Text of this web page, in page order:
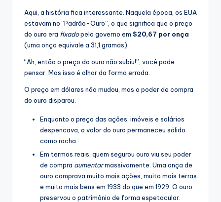
Aqui, a história fica interessante. Naquela época, os EUA
estavam no “Padrão-Ouro”, o que significa que o preço
do ouro era fixadopelo governo em $20,67 por onça
(uma onça equivale a 31,1 gramas).
“Ah, então o preço do ouro não subiu!”, você pode
pensar. Mas isso é olhar da forma errada.
O preço em dólares não mudou, mas o poder de compra
do ouro disparou.
Enquanto o preço das ações, imóveis e salários
despencava, o valor do ouro permaneceu sólido
como rocha.
Em termos reais, quem segurou ouro viu seu poder
de compra aumentarmassivamente. Uma onça de
ouro comprava muito mais ações, muito mais terras
e muito mais bens em 1933 do que em 1929. O ouro
preservou o patrimônio de forma espetacular.